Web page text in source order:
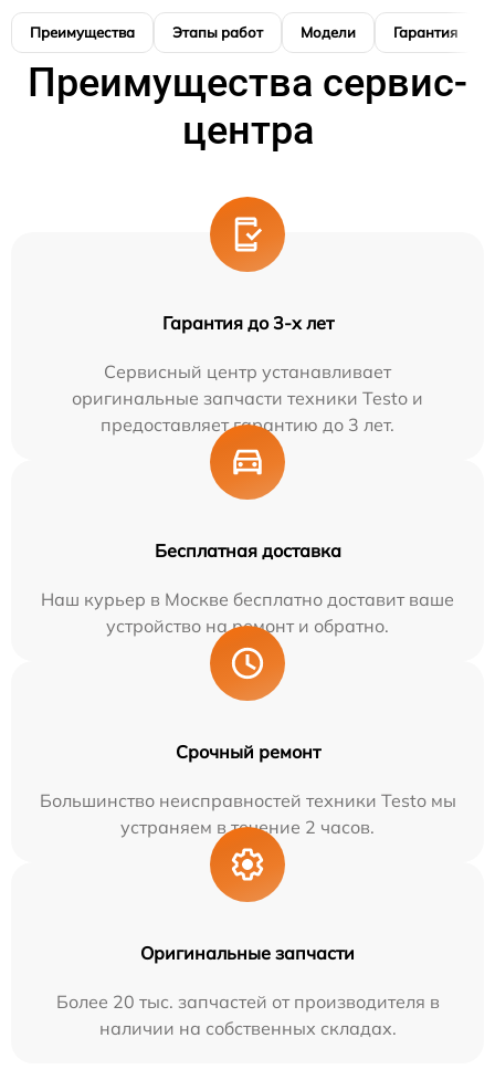
Преимущества Этапы работ Модели Гарантия
Преимущества сервис-
центра
Гарантия до 3-х лет
Сервисный центр устанавливает
оригинальные запчасти техники Testo и
предоставляет гарантию до 3 лет.
Бесплатная доставка
Наш курьер в Москве бесплатно доставит ваше
устройство на ремонт и обратно.
Срочный ремонт
Большинство неисправностей техники Testo мы
устраняем в течение 2 часов.
Оригинальные запчасти
Более 20 тыс. запчастей от производителя в
наличии на собственных складах.